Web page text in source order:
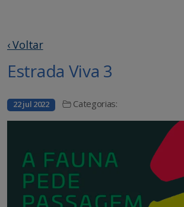
‹ Voltar
Estrada Viva 3
22 jul 2022 Categorias: